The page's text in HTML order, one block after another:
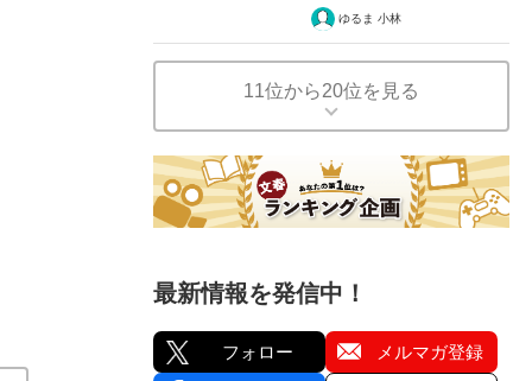
ゆるま 小林
11位から20位を見る
最新情報を発信中！
フォロー メルマガ登録